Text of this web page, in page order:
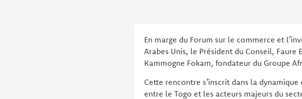
En marge du Forum sur le commerce et
Arabes Unis, le Président du Conseil, Faure
Kammogne Fokam, fondateur du Groupe
Cette rencontre s’inscrit dans la
entre le Togo et les acteurs majeurs du